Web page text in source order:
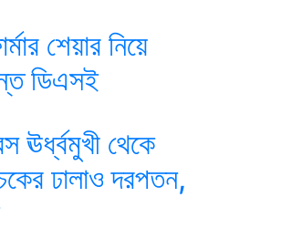
শেয়ার নিয়ে
ডিএসই
ঊর্ধ্বমুখী থেকে
ঢালাও দরপতন,